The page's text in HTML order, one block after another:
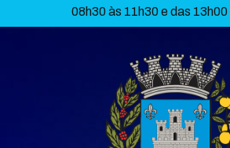
08h30 às 11h30 e das